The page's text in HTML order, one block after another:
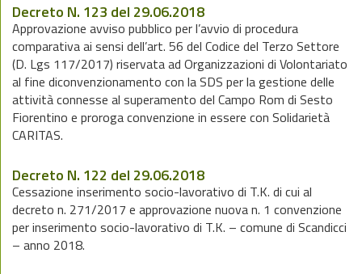
Decreto N. 123 del 29.06.2018
Approvazione avviso pubblico per l’avvio di procedura
comparativa ai sensi dell’art. 56 del Codice del Terzo Settore
(D. Lgs 117/2017) riservata ad Organizzazioni di Volontariato
al fine diconvenzionamento con la SDS per la gestione delle
attività connesse al superamento del Campo Rom di Sesto
Fiorentino e proroga convenzione in essere con Solidarietà
CARITAS.
Decreto N. 122 del 29.06.2018
Cessazione inserimento socio-lavorativo di T.K. di cui al
decreto n. 271/2017 e approvazione nuova n. 1 convenzione
per inserimento socio-lavorativo di T.K. – comune di Scandicci
– anno 2018.